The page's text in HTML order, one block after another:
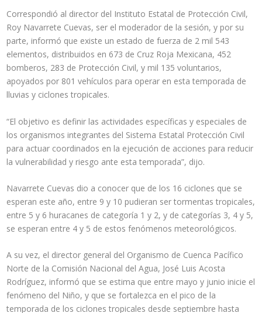
Correspondió al director del Instituto Estatal de Protección Civil,
Roy Navarrete Cuevas, ser el moderador de la sesión, y por su
parte, informó que existe un estado de fuerza de 2 mil 543
elementos, distribuidos en 673 de Cruz Roja Mexicana, 452
bomberos, 283 de Protección Civil, y mil 135 voluntarios,
apoyados por 801 vehículos para operar en esta temporada de
lluvias y ciclones tropicales.
“El objetivo es definir las actividades específicas y especiales de
los organismos integrantes del Sistema Estatal Protección Civil
para actuar coordinados en la ejecución de acciones para reducir
la vulnerabilidad y riesgo ante esta temporada”, dijo.
Navarrete Cuevas dio a conocer que de los 16 ciclones que se
esperan este año, entre 9 y 10 pudieran ser tormentas tropicales,
entre 5 y 6 huracanes de categoría 1 y 2, y de categorías 3, 4 y 5,
se esperan entre 4 y 5 de estos fenómenos meteorológicos.
A su vez, el director general del Organismo de Cuenca Pacífico
Norte de la Comisión Nacional del Agua, José Luis Acosta
Rodríguez, informó que se estima que entre mayo y junio inicie el
fenómeno del Niño, y que se fortalezca en el pico de la
temporada de los ciclones tropicales desde septiembre hasta